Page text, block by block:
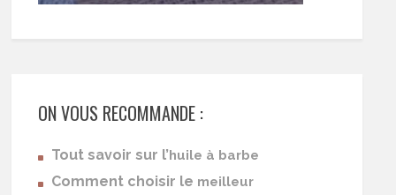
ON VOUS RECOMMANDE :
Tout savoir sur l’ huile à barbe
Comment choisir le meilleur